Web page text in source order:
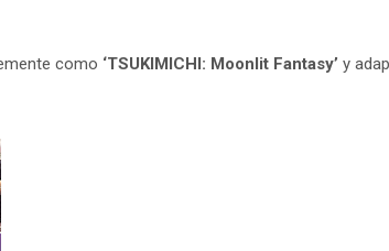
como ‘TSUKIMICHI: Moonlit Fantasy’y